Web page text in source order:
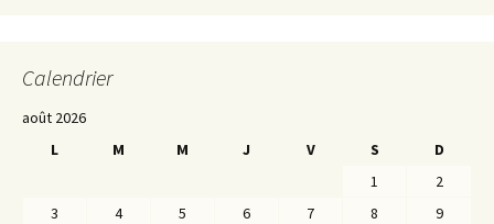
Calendrier
août 2026
L
M M J V S
D
1
2
3
4 5 6 7 8
9